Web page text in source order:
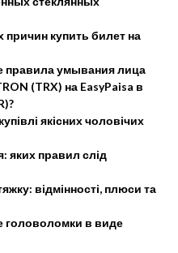
купить билет на
правила умывания лица
(TRX) на EasyPaisa в
якісних чоловічих
яких правил слід
відмінності, плюси та
головоломки в виде